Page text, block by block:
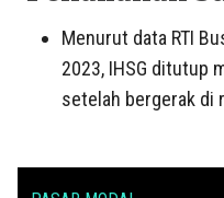
Menurut data RTI
2023, IHSG ditutup
setelah bergerak di